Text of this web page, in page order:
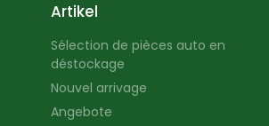
Artikel
Sélection de pièces auto en
déstockage
Nouvel arrivage
Angebote